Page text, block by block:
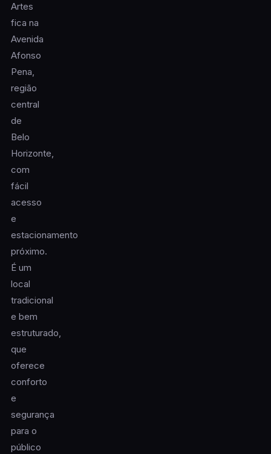
Artes
fica na
Avenida
Afonso
Pena,
região
central
de
Belo
Horizonte,
com
fácil
acesso
e
estacionamento
próximo.
É um
local
tradicional
e bem
estruturado,
que
oferece
conforto
e
segurança
para o
público